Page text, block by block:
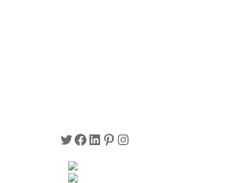
Twitter
Facebook
LinkedIn
Pinterest
Instagram